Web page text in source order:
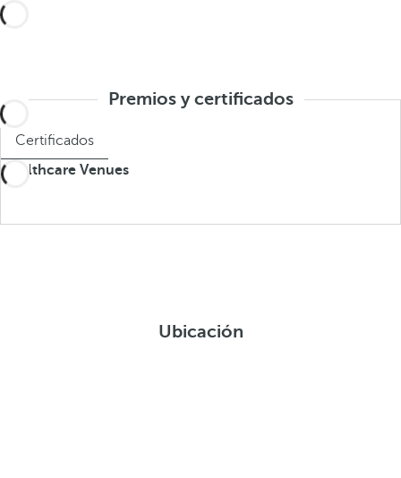
Premios y certificados
Certificados
Healthcare Venues
Ubicación